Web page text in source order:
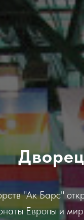
"Ак Барс"
Европы и